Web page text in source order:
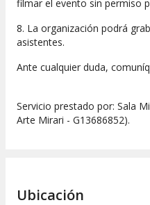
filmar el evento sin permiso
8. La organización podrá
asistentes.
Ante cualquier duda,
Servicio prestado por: Sala
Arte Mirari - G13686852).
Ubicación